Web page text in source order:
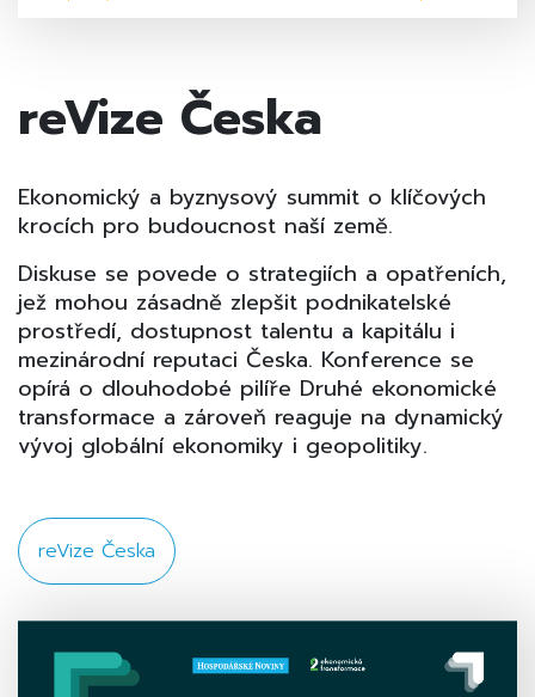
reVize Česka
Ekonomický a byznysový summit o klíčových
krocích pro budoucnost naší země.
Diskuse se povede o strategiích a opatřeních,
jež mohou zásadně zlepšit podnikatelské
prostředí, dostupnost talentu a kapitálu i
mezinárodní reputaci Česka. Konference se
opírá o dlouhodobé pilíře Druhé ekonomické
transformace a zároveň reaguje na dynamický
vývoj globální ekonomiky i geopolitiky.
reVize Česka